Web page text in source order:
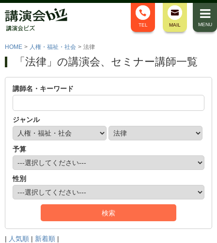
MENU
TEL MAIL
HOME > 人権・福祉・社会 > 法律
「法律」の講演会、セミナー講師一覧
講師名・キーワード
ジャンル
予算
性別
| 人気順 | 新着順 |